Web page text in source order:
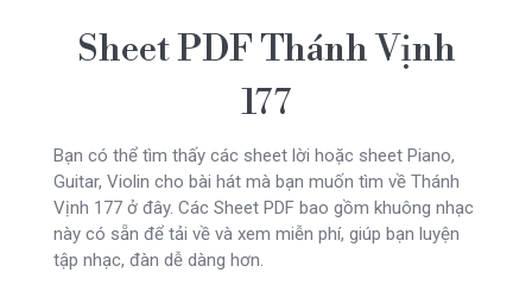
Sheet PDF Thánh Vịnh
177
Bạn có thể tìm thấy các sheet lời hoặc sheet Piano,
Guitar, Violin cho bài hát mà bạn muốn tìm về Thánh
Vịnh 177 ở đây. Các Sheet PDF bao gồm khuông nhạc
này có sẵn để tải về và xem miễn phí, giúp bạn luyện
tập nhạc, đàn dễ dàng hơn.